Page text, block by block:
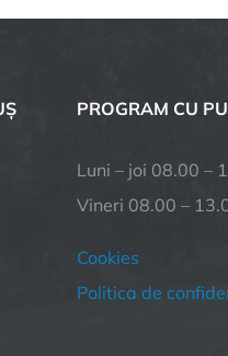
PROGRAM CU
Luni – joi 08.00 –
Vineri 08.00 –
Cookies
Politica de